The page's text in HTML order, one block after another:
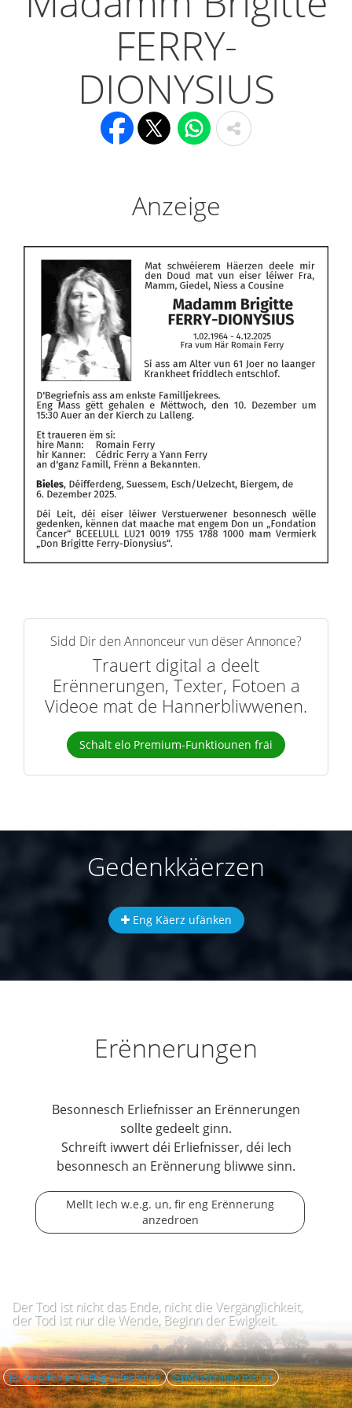
FERRY-
DIONYSIUS
Anzeige
Sidd Dir den Annonceur vun dëser Annonce?
Trauert digital a deelt
Erënnerungen, Texter, Fotoen a
Videoe mat de Hannerbliwwenen.
Schalt elo Premium-Funktiounen fräi
Gedenkkäerzen
Eng Käerz ufänken
Erënnerungen
Besonnesch Erliefnisser an Erënnerungen
sollte gedeelt ginn.
Schreift iwwert déi Erliefnisser, déi Iech
besonnesch an Erënnerung bliwwe sinn.
Mellt Iech w.e.g. un, fir eng Erënnerung
anzedroen
Der Tod ist nicht das Ende, nicht die Vergänglichkeit,
der Tod ist nur die Wende, Beginn der Ewigkeit.
Kontakt zum Verlag aufnehmen Mëssbrauch mellen